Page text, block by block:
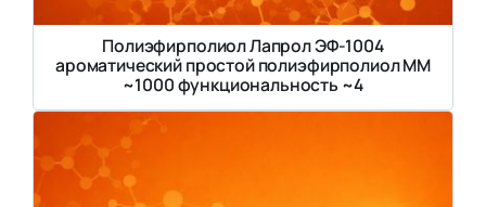
Полиэфирполиол Лапрол ЭФ-1004
ароматический простой полиэфирполиол ММ
~1000 функциональность ~4